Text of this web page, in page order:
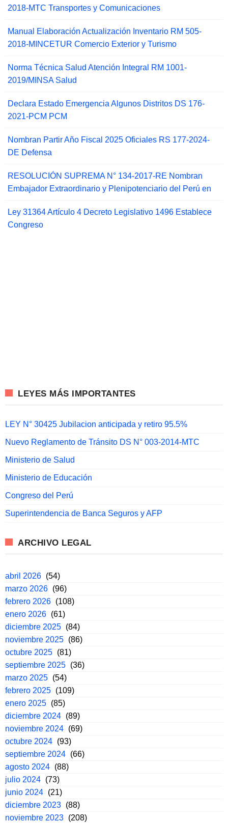
2018-MTC Transportes y Comunicaciones
Manual Elaboración Actualización Inventario RM 505-
2018-MINCETUR Comercio Exterior y Turismo
Norma Técnica Salud Atención Integral RM 1001-
2019/MINSA Salud
Declara Estado Emergencia Algunos Distritos DS 176-
2021-PCM PCM
Nombran Partir Año Fiscal 2025 Oficiales RS 177-2024-
DE Defensa
RESOLUCIÓN SUPREMA N° 134-2017-RE Nombran
Embajador Extraordinario y Plenipotenciario del Perú en
Ley 31364 Artículo 4 Decreto Legislativo 1496 Establece
Congreso
LEYES MÁS IMPORTANTES
LEY N° 30425 Jubilacion anticipada y retiro 95.5%
Nuevo Reglamento de Tránsito DS N° 003-2014-MTC
Ministerio de Salud
Ministerio de Educación
Congreso del Perú
Superintendencia de Banca Seguros y AFP
ARCHIVO LEGAL
abril 2026 (54)
marzo 2026 (96)
febrero 2026 (108)
enero 2026 (61)
diciembre 2025 (84)
noviembre 2025 (86)
octubre 2025 (81)
septiembre 2025 (36)
marzo 2025 (54)
febrero 2025 (109)
enero 2025 (85)
diciembre 2024 (89)
noviembre 2024 (69)
octubre 2024 (93)
septiembre 2024 (66)
agosto 2024 (88)
julio 2024 (73)
junio 2024 (21)
diciembre 2023 (88)
noviembre 2023 (208)